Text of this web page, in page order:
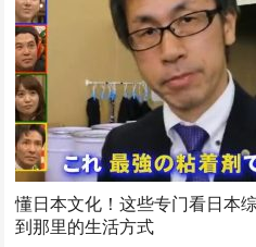
懂日本文化！这些专门看日本
到那里的生活方式